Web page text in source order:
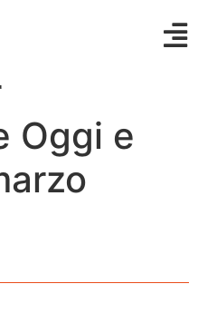
Oggi e